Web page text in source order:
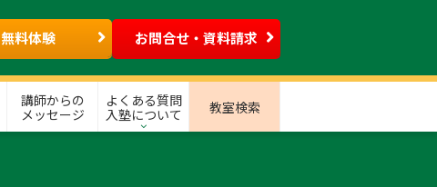
無料体験 お問合せ・資料請求
講師からの
メッセージ
よくある質問
入塾について
教室検索